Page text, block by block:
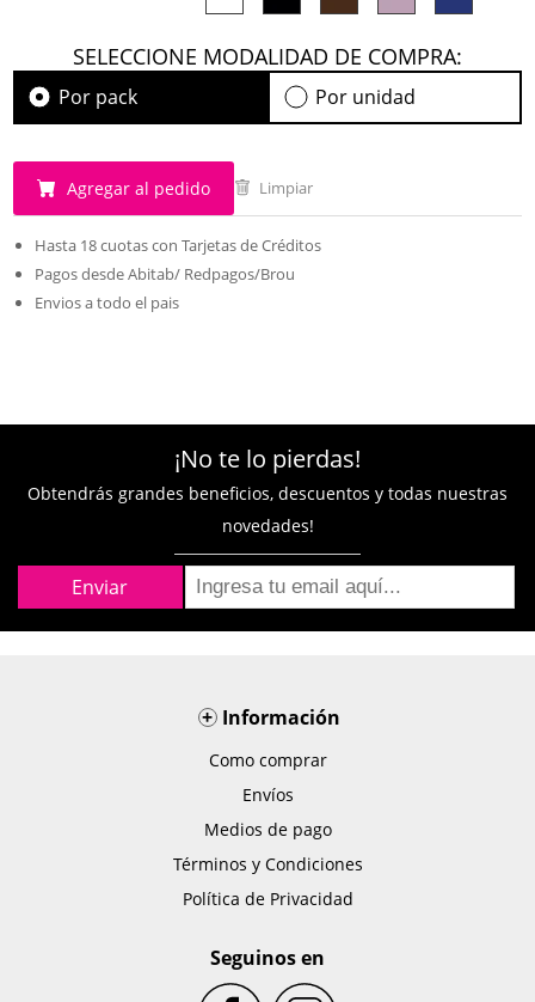
SELECCIONE MODALIDAD DE COMPRA:
Por pack Por unidad
Agregar al pedido Limpiar
Hasta 18 cuotas con Tarjetas de Créditos
Pagos desde Abitab/ Redpagos/Brou
Envios a todo el pais
¡No te lo pierdas!
Obtendrás grandes beneficios, descuentos y todas nuestras
novedades!
+Información
Como comprar
Envíos
Medios de pago
Términos y Condiciones
Política de Privacidad
Seguinos en